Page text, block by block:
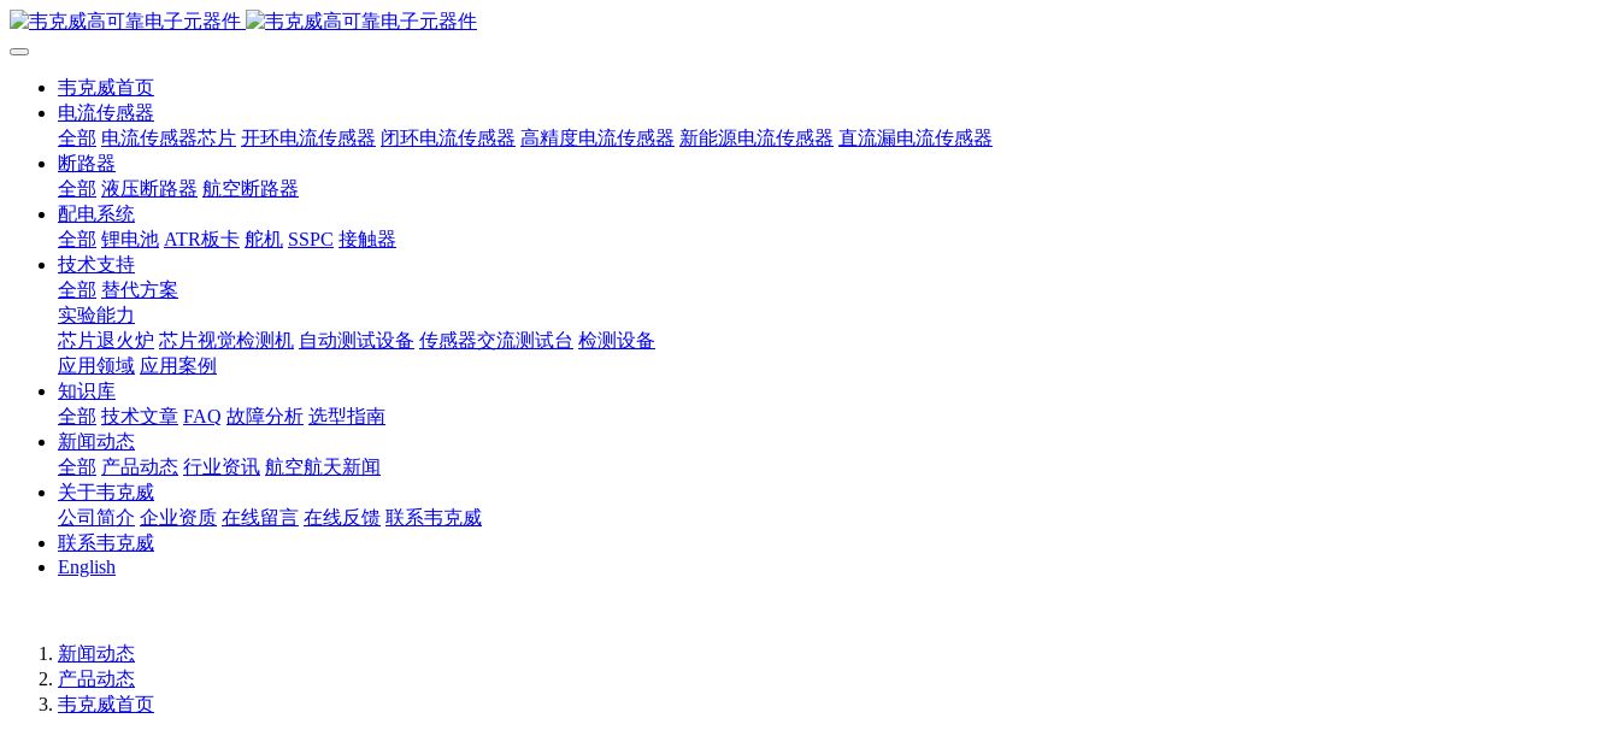
韦克威首页
电流传感器
全部 电流传感器芯片 开环电流传感器 闭环电流传感器 高精度电流传感器 新能源电流传感器 直流漏电流传感器
断路器
全部 液压断路器 航空断路器
配电系统
全部 锂电池 ATR板卡 舵机 SSPC 接触器
技术支持
全部 替代方案
实验能力
芯片退火炉 芯片视觉检测机 自动测试设备 传感器交流测试台 检测设备
应用领域 应用案例
知识库
全部 技术文章 FAQ 故障分析 选型指南
新闻动态
全部 产品动态 行业资讯 航空航天新闻
关于韦克威
公司简介 企业资质 在线留言 在线反馈 联系韦克威
联系韦克威
English
新闻动态
产品动态
韦克威首页